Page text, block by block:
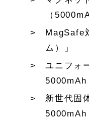
（
MagSafe
ム）」
ユニフォ
5000mAh
新世代固
5000mAh